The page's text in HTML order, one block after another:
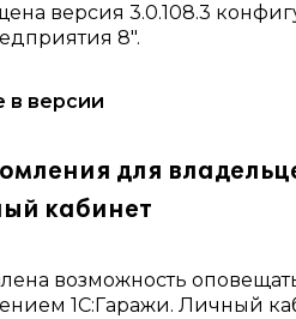
версия 3.0.108.3
8".
в версии
для
кабинет
возможность
1С:Гаражи. Личный